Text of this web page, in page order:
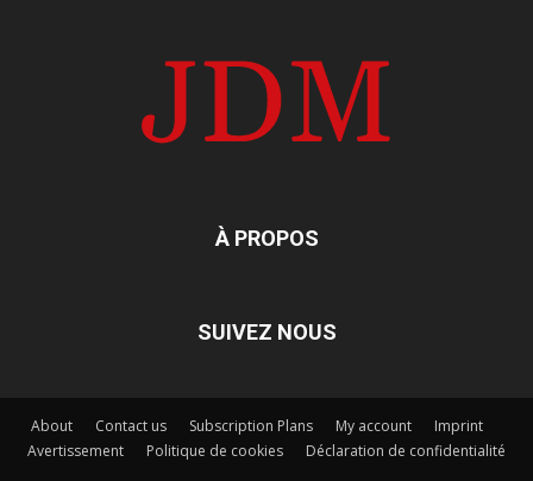
À PROPOS
SUIVEZ NOUS
About Contact us Subscription Plans My account
Imprint
Avertissement
Politique de cookies Déclaration de confidentialité